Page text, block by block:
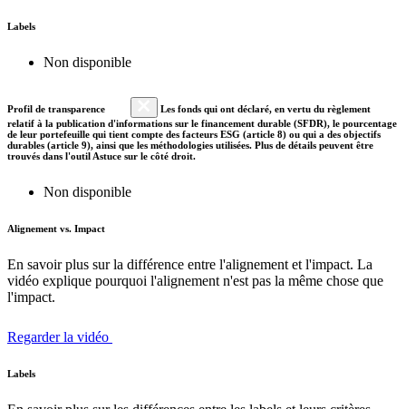
Labels
Non disponible
Profil de transparence
Les fonds qui ont déclaré, en vertu du règlement
relatif à la publication d'informations sur le financement durable (SFDR), le pourcentage
de leur portefeuille qui tient compte des facteurs ESG (article 8) ou qui a des objectifs
durables (article 9), ainsi que les méthodologies utilisées. Plus de détails peuvent être
trouvés dans l'outil Astuce sur le côté droit.
Non disponible
Alignement vs. Impact
En savoir plus sur la différence entre l'alignement et l'impact. La
vidéo explique pourquoi l'alignement n'est pas la même chose que
l'impact.
Regarder la vidéo
Labels